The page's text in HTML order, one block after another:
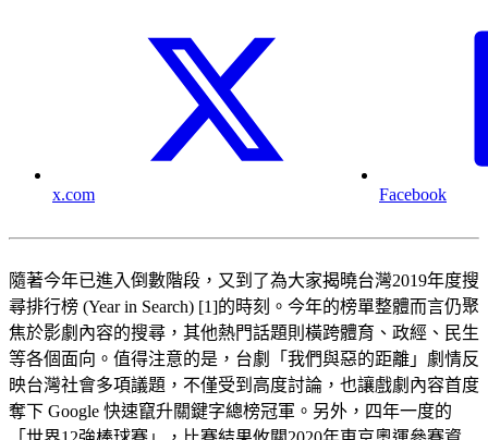
x.com Facebook
隨著今年已進入倒數階段，又到了為大家揭曉台灣2019年度搜
尋排行榜 (Year in Search) [1]的時刻。今年的榜單整體而言仍聚
焦於影劇內容的搜尋，其他熱門話題則橫跨體育、政經、民生
等各個面向。值得注意的是，台劇「我們與惡的距離」劇情反
映台灣社會多項議題，不僅受到高度討論，也讓戲劇內容首度
奪下 Google 快速竄升關鍵字總榜冠軍。另外，四年一度的